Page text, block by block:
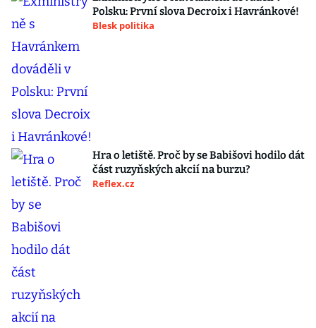
Polsku: První slova Decroix i Havránkové!
Blesk politika
Hra o letiště. Proč by se Babišovi hodilo dát
část ruzyňských akcií na burzu?
Reflex.cz